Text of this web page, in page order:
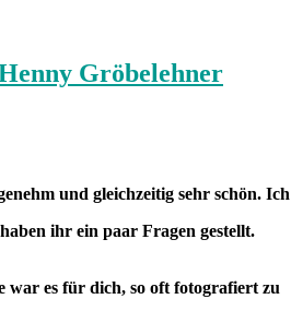
Gröbelehner
und gleichzeitig sehr schön.
ihr ein paar Fragen gestellt.
es für dich, so oft fotografiert zu